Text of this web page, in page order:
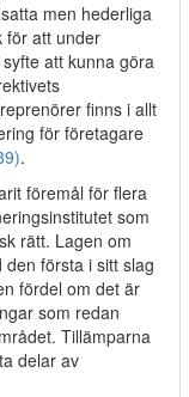
men hederliga
för att under
att kunna göra
finns i allt
för företagare
.
föremål för flera
som
rätt. Lagen om
första i sitt slag
fördel om det är
som redan
Tillämparna
delar av